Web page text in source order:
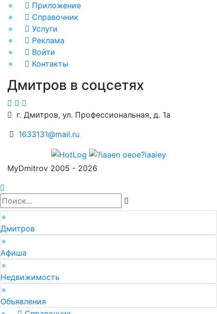
Приложение
Справочник
Услуги
Реклама
Войти
Контакты
Дмитров в соцсетях
г. Дмитров, ул. Профессиональная, д. 1а
1633131@mail.ru
MyDmitrov 2005 - 2026
Дмитров
Афиша
Недвижимость
Объявления